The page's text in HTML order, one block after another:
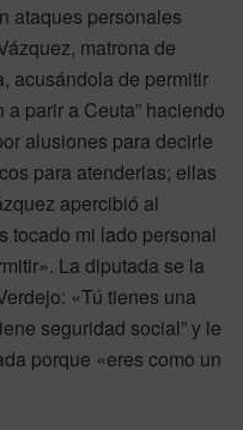
ataques personales
matrona de
acusándola de permitir
parir a Ceuta” haciendo
alusiones para decirle
para atenderlas; ellas
apercibió al
tocado mi lado personal
La diputada se la
«Tú tienes una
seguridad social” y le
porque «eres como un